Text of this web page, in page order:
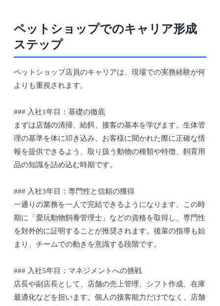
ペットショップでのキャリア形成
ステップ
ペットショップ店員のキャリアは、現場での実務経験が何
よりも重視されます。
### 入社1年目：基礎の徹底
まずは店舗の清掃、給餌、接客の基本を学びます。生体管
理の基準を体に叩き込み、お客様に聞かれた際に正確な情
報を提供できるよう、取り扱う動物の種類や特徴、飼育用
品の知識を詰め込む時期です。
### 入社3年目：専門性と信頼の獲得
一通りの業務を一人で完結できるようになります。この時
期に「愛玩動物飼養管理士」などの資格を取得し、専門性
を対外的に証明することが推奨されます。後輩の指導も始
まり、チームでの動きを意識する段階です。
### 入社5年目：マネジメントへの挑戦
店長や副店長として、店舗の売上管理、シフト作成、在庫
最適化などを担います。個人の接客能力だけでなく、店舗